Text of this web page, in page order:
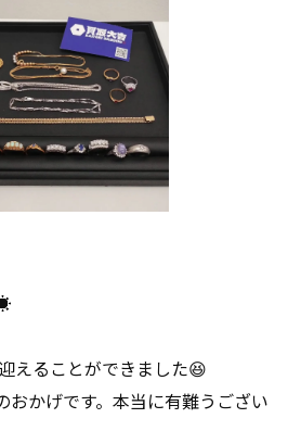
えることができました😆
おかげです。本当に有難うござい